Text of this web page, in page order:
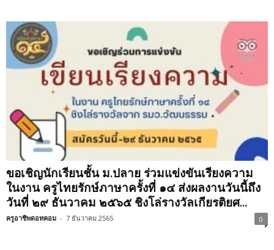
ขอเชิญนักเรียนชั้น ม.ปลาย ร่วมแข่งขันเรียงความ
ในงาน ครูไทยรักษ์ภาษาครั้งที่ ๑๔ ส่งผลงานวันนี้ถึง
วันที่ ๒๙ ธันวาคม ๒๕๖๕ ชิงโล่รางวัลเกียรติยศ...
ครูอาชีพดอทคอม - 7 ธันวาคม 2565 0